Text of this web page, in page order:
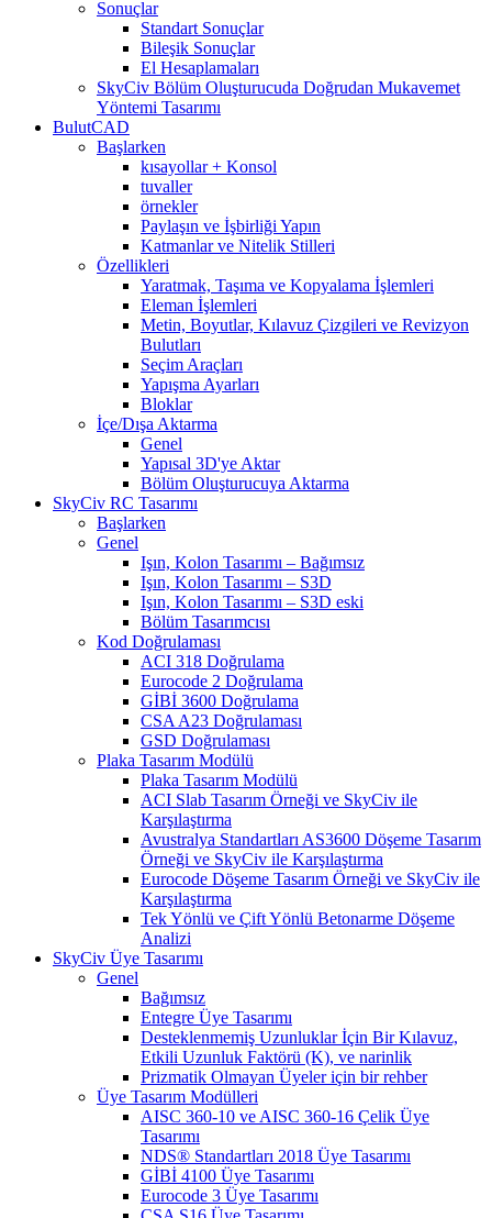
Sonuçlar
Standart Sonuçlar
Bileşik Sonuçlar
El Hesaplamaları
SkyCiv Bölüm Oluşturucuda Doğrudan Mukavemet
Yöntemi Tasarımı
BulutCAD
Başlarken
kısayollar + Konsol
tuvaller
örnekler
Paylaşın ve İşbirliği Yapın
Katmanlar ve Nitelik Stilleri
Özellikleri
Yaratmak, Taşıma ve Kopyalama İşlemleri
Eleman İşlemleri
Metin, Boyutlar, Kılavuz Çizgileri ve Revizyon
Bulutları
Seçim Araçları
Yapışma Ayarları
Bloklar
İçe/Dışa Aktarma
Genel
Yapısal 3D'ye Aktar
Bölüm Oluşturucuya Aktarma
SkyCiv RC Tasarımı
Başlarken
Genel
Işın, Kolon Tasarımı – Bağımsız
Işın, Kolon Tasarımı – S3D
Işın, Kolon Tasarımı – S3D eski
Bölüm Tasarımcısı
Kod Doğrulaması
ACI 318 Doğrulama
Eurocode 2 Doğrulama
GİBİ 3600 Doğrulama
CSA A23 Doğrulaması
GSD Doğrulaması
Plaka Tasarım Modülü
Plaka Tasarım Modülü
ACI Slab Tasarım Örneği ve SkyCiv ile
Karşılaştırma
Avustralya Standartları AS3600 Döşeme Tasarım
Örneği ve SkyCiv ile Karşılaştırma
Eurocode Döşeme Tasarım Örneği ve SkyCiv ile
Karşılaştırma
Tek Yönlü ve Çift Yönlü Betonarme Döşeme
Analizi
SkyCiv Üye Tasarımı
Genel
Bağımsız
Entegre Üye Tasarımı
Desteklenmemiş Uzunluklar İçin Bir Kılavuz,
Etkili Uzunluk Faktörü (K), ve narinlik
Prizmatik Olmayan Üyeler için bir rehber
Üye Tasarım Modülleri
AISC 360-10 ve AISC 360-16 Çelik Üye
Tasarımı
NDS® Standartları 2018 Üye Tasarımı
GİBİ 4100 Üye Tasarımı
Eurocode 3 Üye Tasarımı